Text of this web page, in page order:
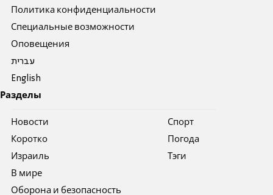
Политика конфиденциальности
Специальные возможности
Оповещения
עברית
English
Разделы
Новости
Коротко
Израиль
В мире
Оборона и безопасность
Спорт
Погода
Тэги